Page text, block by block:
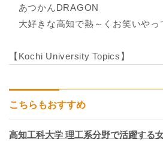
あつかんDRAGON
大好きな高知で熱～くお笑いやっ
【Kochi University Topics】
こちらもおすすめ
高知工科大学 理工系分野で活躍する